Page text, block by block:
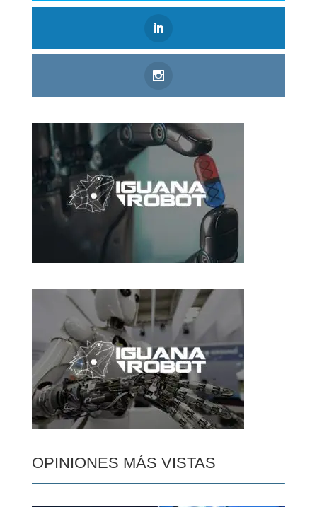
OPINIONES MÁS VISTAS